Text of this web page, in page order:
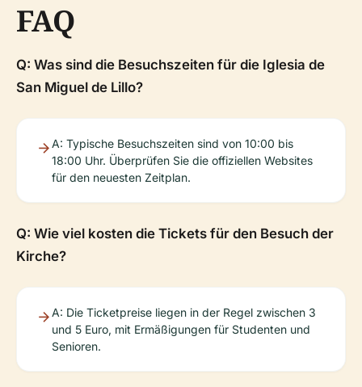
FAQ
Q: Was sind die Besuchszeiten für die Iglesia de
San Miguel de Lillo?
A: Typische Besuchszeiten sind von 10:00 bis
18:00 Uhr. Überprüfen Sie die offiziellen Websites
für den neuesten Zeitplan.
Q: Wie viel kosten die Tickets für den Besuch der
Kirche?
A: Die Ticketpreise liegen in der Regel zwischen 3
und 5 Euro, mit Ermäßigungen für Studenten und
Senioren.